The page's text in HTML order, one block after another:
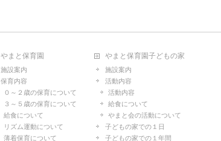
やまと保育園
施設案内
保育内容
０～２歳の保育について
３～５歳の保育について
給食について
リズム運動について
薄着保育について
やまと保育園子どもの家
施設案内
活動内容
活動内容
給食について
やまと会の活動について
子どもの家での１日
子どもの家での１年間